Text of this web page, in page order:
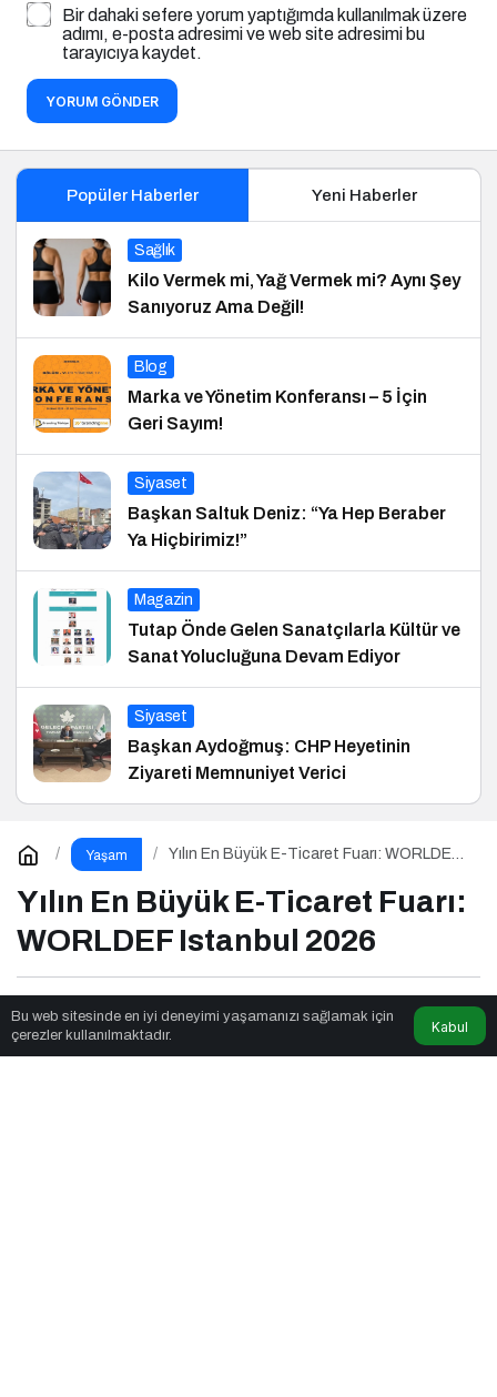
Bir dahaki sefere yorum yaptığımda kullanılmak üzere
adımı, e-posta adresimi ve web site adresimi bu
tarayıcıya kaydet.
YORUM GÖNDER
Popüler Haberler Yeni Haberler
Sağlık
Kilo Vermek mi, Yağ Vermek mi? Aynı Şey
Sanıyoruz Ama Değil!
Blog
Marka ve Yönetim Konferansı – 5 İçin
Geri Sayım!
Siyaset
Başkan Saltuk Deniz: “Ya Hep Beraber
Ya Hiçbirimiz!”
Magazin
Tutap Önde Gelen Sanatçılarla Kültür ve
Sanat Yolucluğuna Devam Ediyor
Siyaset
Başkan Aydoğmuş: CHP Heyetinin
Ziyareti Memnuniyet Verici
Yaşam
Yılın En Büyük E-Ticaret Fuarı: WORLDEF
Yılın En Büyük E-Ticaret Fuarı:
WORLDEF Istanbul 2026
Marka Jeniktarafından yayınlandı
6dk, 2sn
Bu web sitesinde en iyi deneyimi yaşamanızı sağlamak için
çerezler kullanılmaktadır.
Kabul